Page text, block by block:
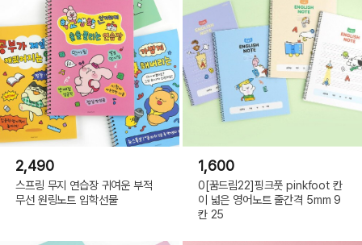
2,490
스프링 무지 연습장 귀여운 부적
무선 원링노트 입학선물
1,600
0[꿈드림22]핑크풋 pinkfoot 칸
이 넓은 영어노트 줄간격 5mm 9
칸 25